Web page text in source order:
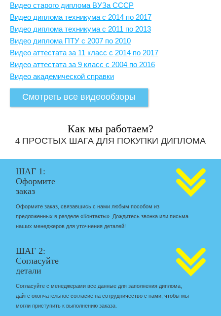
Видео старого диплома ВУЗа СССР
Видео диплома техникума с 2014 по 2017
Видео диплома техникума с 2011 по 2013
Видео диплома ПТУ с 2007 по 2010
Видео аттестата за 11 класс с 2014 по 2017
Видео аттестата за 9 класс с 2004 по 2016
Видео академической справки
Смотреть все видеообзоры
Как мы работаем?
4 ПРОСТЫХ ШАГА ДЛЯ ПОКУПКИ ДИПЛОМА
ШАГ 1:
Оформите
заказ
Оформите заказ, связавшись с нами любым пособом из
предложенных в разделе «Контакты». Дождитесь звонка или письма
наших менеджеров для уточнения деталей!
ШАГ 2:
Согласуйте
детали
Согласуйте с менеджерами все данные для заполнения диплома,
дайте окончательное согласие на сотрудничество с нами, чтобы мы
могли приступить к выполнению заказа.